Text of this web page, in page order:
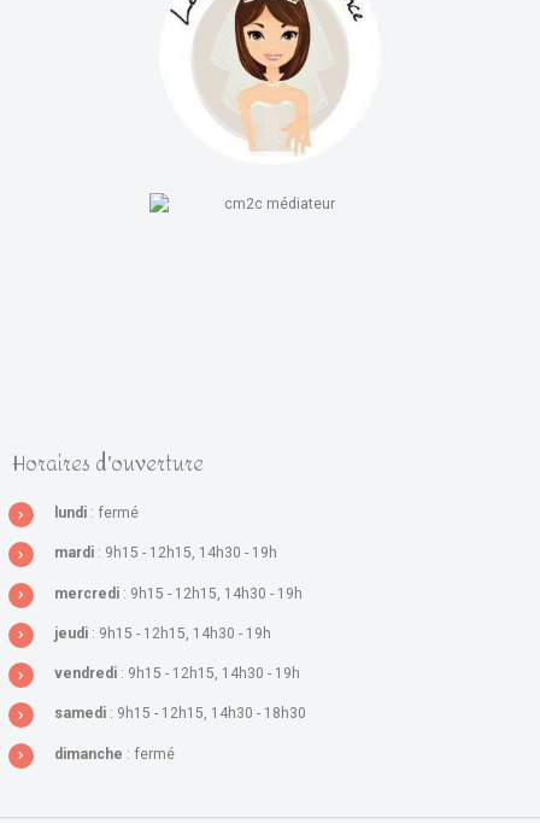
Horaires d'ouverture
lundi : fermé
mardi : 9h15 - 12h15, 14h30 - 19h
mercredi : 9h15 - 12h15, 14h30 - 19h
jeudi : 9h15 - 12h15, 14h30 - 19h
vendredi : 9h15 - 12h15, 14h30 - 19h
samedi : 9h15 - 12h15, 14h30 - 18h30
dimanche : fermé